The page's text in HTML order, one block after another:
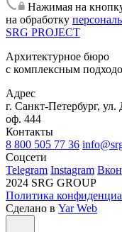
Нажимая на
на обработку
SRG PROJECT
Архитектурное бюро
с комплексным
Адрес
г. Санкт-Петербург,
оф. 444
Контакты
8 800 505 77 36
Соцсети
Telegram Instagram
2024 SRG GROUP
Политика
Сделано в Yar Web